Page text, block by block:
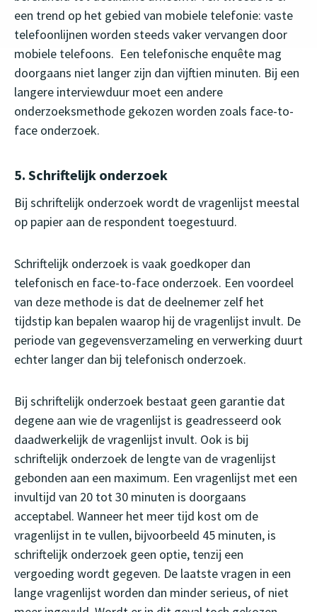
een trend op het gebied van mobiele telefonie: vaste
telefoonlijnen worden steeds vaker vervangen door
mobiele telefoons. Een telefonische enquête mag
doorgaans niet langer zijn dan vijftien minuten. Bij een
langere interviewduur moet een andere
onderzoeksmethode gekozen worden zoals face-to-
face onderzoek.
5. Schriftelijk onderzoek
Bij schriftelijk onderzoek wordt de vragenlijst meestal
op papier aan de respondent toegestuurd.
Schriftelijk onderzoek is vaak goedkoper dan
telefonisch en face-to-face onderzoek. Een voordeel
van deze methode is dat de deelnemer zelf het
tijdstip kan bepalen waarop hij de vragenlijst invult. De
periode van gegevensverzameling en verwerking duurt
echter langer dan bij telefonisch onderzoek.
Bij schriftelijk onderzoek bestaat geen garantie dat
degene aan wie de vragenlijst is geadresseerd ook
daadwerkelijk de vragenlijst invult. Ook is bij
schriftelijk onderzoek de lengte van de vragenlijst
gebonden aan een maximum. Een vragenlijst met een
invultijd van 20 tot 30 minuten is doorgaans
acceptabel. Wanneer het meer tijd kost om de
vragenlijst in te vullen, bijvoorbeeld 45 minuten, is
schriftelijk onderzoek geen optie, tenzij een
vergoeding wordt gegeven. De laatste vragen in een
lange vragenlijst worden dan minder serieus, of niet